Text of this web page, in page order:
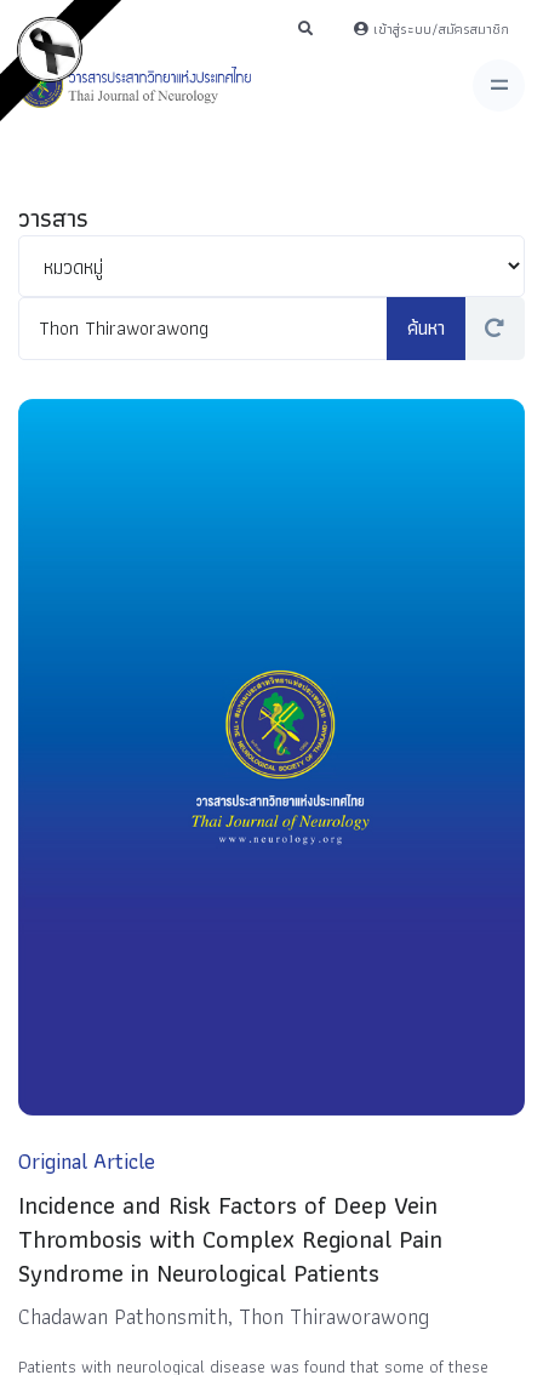
เข้าสู่ระบบ/สมัครสมาชิก
วารสาร
Original Article
Incidence and Risk Factors of Deep Vein
Thrombosis with Complex Regional Pain
Syndrome in Neurological Patients
Chadawan Pathonsmith, Thon Thiraworawong
Patients with neurological disease was found that some of these